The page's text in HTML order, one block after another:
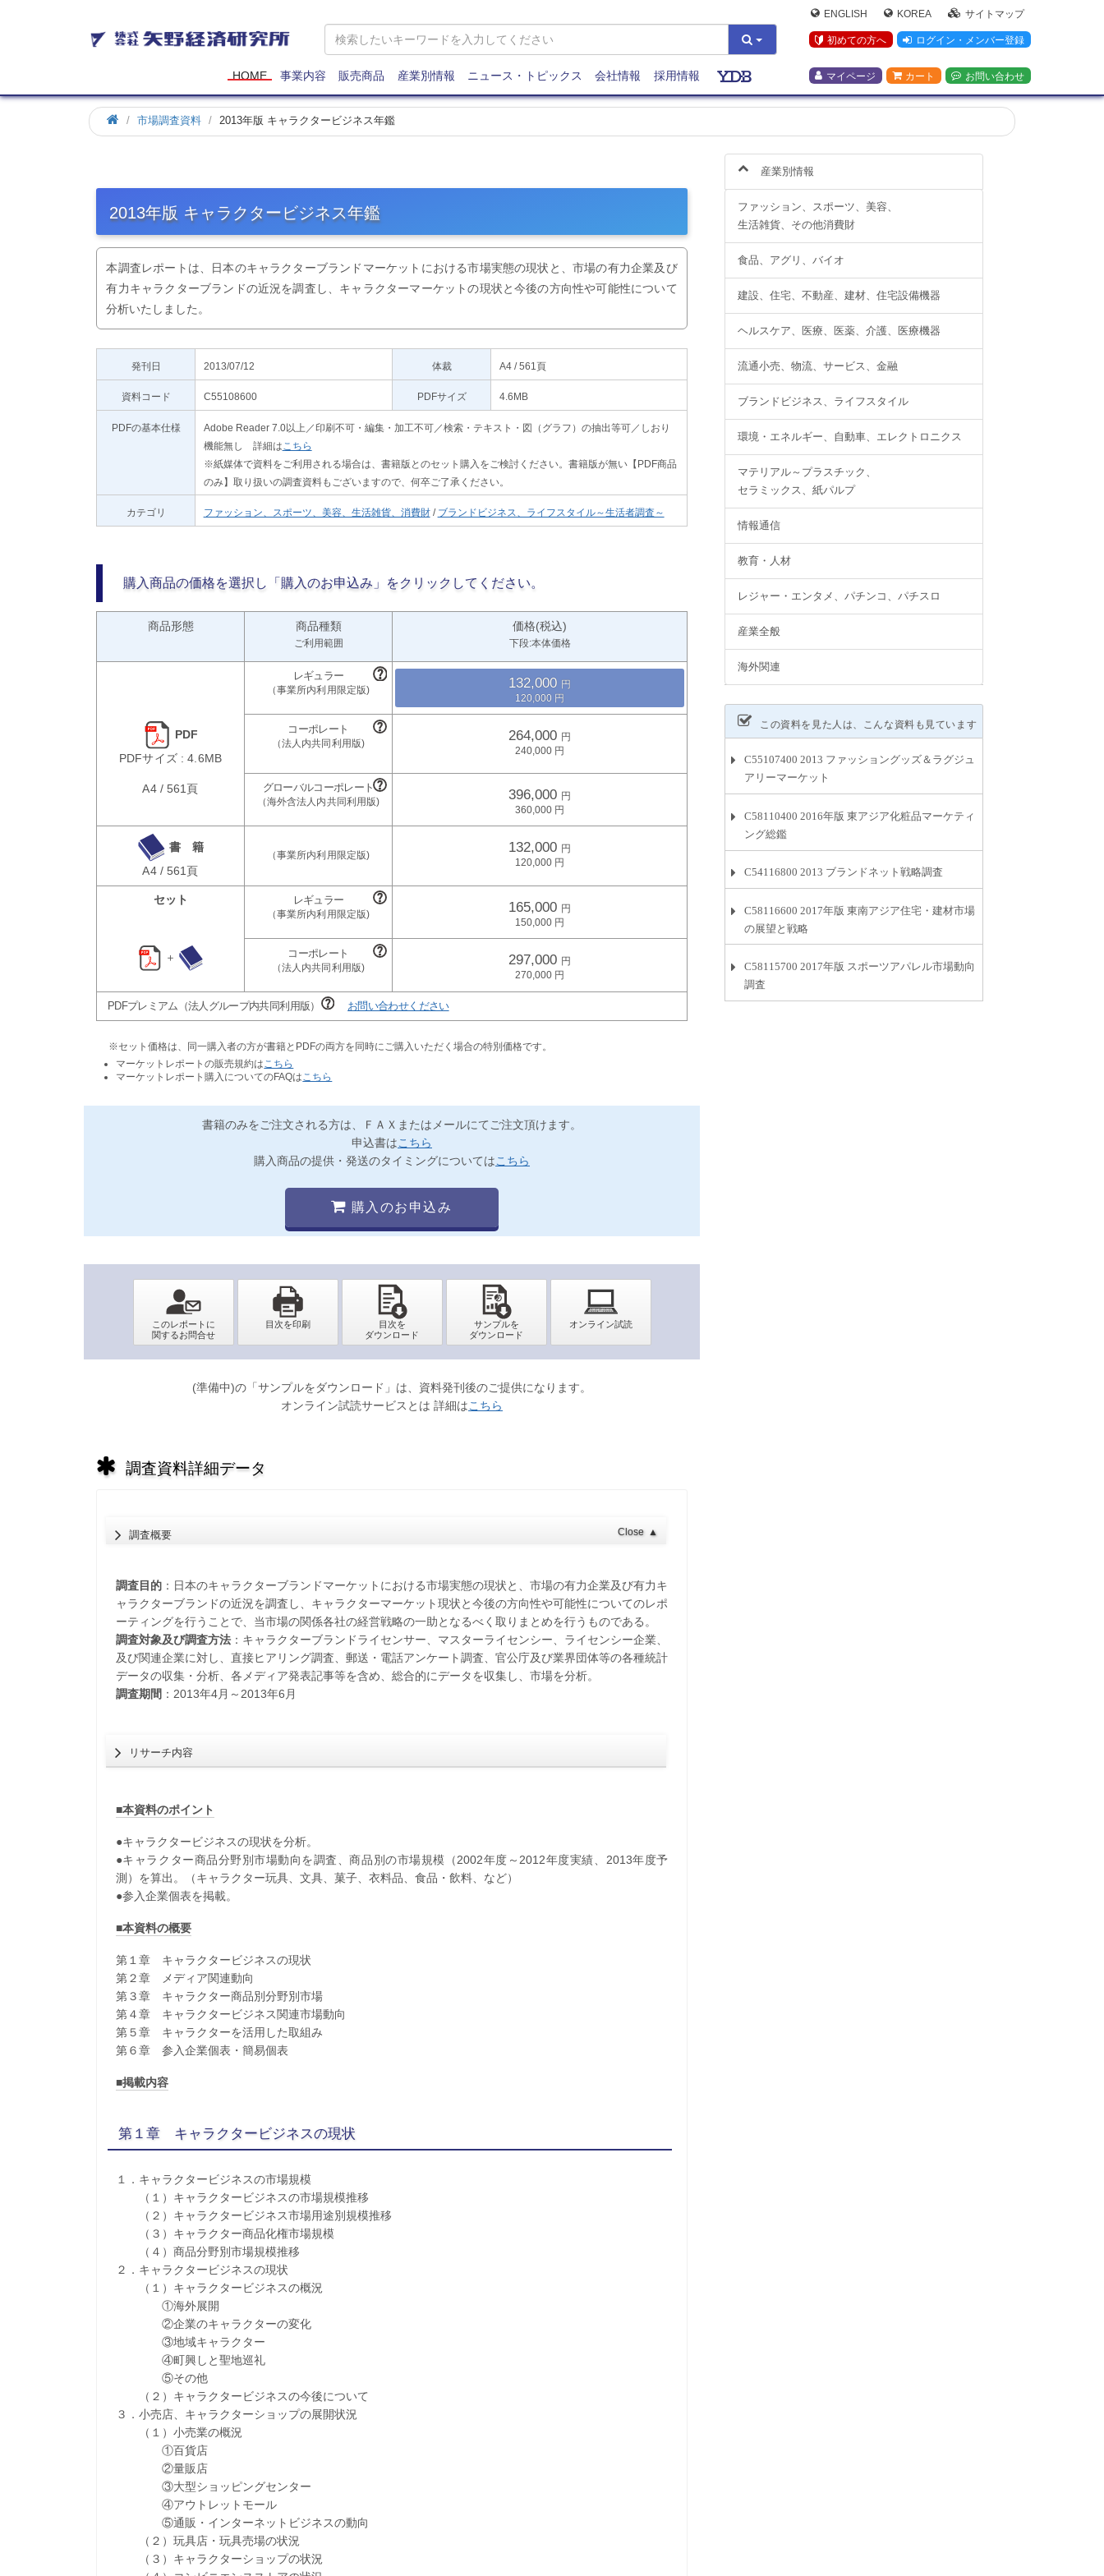
矢
野
研
究
所
ENGLISH KOREA サイトマップ
初めての方へ ログイン・メンバー登録
マイページ カート お問い合わせ
HOME 事業内容 販売商品 産業別情報 ニュース・トピックス 会社情報 採用情報
市場調査資料 2013年版 キャラクタービジネス年鑑
2013年版 キャラクタービジネス年鑑
本調査レポートは、日本のキャラクターブランドマーケットにおける市場実態の現状と、市場の有力企業及び
有力キャラクターブランドの近況を調査し、キャラクターマーケットの現状と今後の方向性や可能性について
分析いたしました。
発刊日 2013/07/12 体裁 A4 / 561頁
資料コード C55108600 PDFサイズ 4.6MB
PDFの基本仕様
Adobe Reader 7.0以上／印刷不可・編集・加工不可／検索・テキスト・図（グラフ）の抽出等可／しおり
機能無し 詳細は こちら
※紙媒体で資料をご利用される場合は、書籍版とのセット購入をご検討ください。書籍版が無い【PDF商品
のみ】取り扱いの調査資料もございますので、何卒ご了承ください。
カテゴリ ファッション、スポーツ、美容、生活雑貨、消費財/ ブランドビジネス、ライフスタイル～生活者調査～
購入商品の価格を選択し「購入のお申込み」をクリックしてください。
商品形態 商品種類
ご利用範囲
価格(税込)
下段:本体価格
132,000
120,000
PDF
PDFサイズ : 4.6MB
264,000
240,000
A4 / 561頁 396,000
360,000
書 籍
A4 / 561頁
132,000
120,000
セット 165,000
150,000
＋ 297,000
270,000
PDFプレミアム（法人グループ内共同利用版） お問い合わせください
※セット価格は、同一購入者の方が書籍とPDFの両方を同時にご購入いただく場合の特別価格です。
マーケットレポートの販売規約は こちら
マーケットレポート購入についてのFAQは こちら
書籍のみをご注文される方は、ＦＡＸまたはメールにてご注文頂けます。
申込書はこちら
購入商品の提供・発送のタイミングについてはこちら
購入のお申込み
(準備中)の「サンプルをダウンロード」は、資料発刊後のご提供になります。
オンライン試読サービスとは 詳細はこちら
調査資料詳細データ
調査概要 Close ▲
調査目的：日本のキャラクターブランドマーケットにおける市場実態の現状と、市場の有力企業及び有力キ
ャラクターブランドの近況を調査し、キャラクターマーケット現状と今後の方向性や可能性についてのレポ
ーティングを行うことで、当市場の関係各社の経営戦略の一助となるべく取りまとめを行うものである。
調査対象及び調査方法：キャラクターブランドライセンサー、マスターライセンシー、ライセンシー企業、
及び関連企業に対し、直接ヒアリング調査、郵送・電話アンケート調査、官公庁及び業界団体等の各種統計
データの収集・分析、各メディア発表記事等を含め、総合的にデータを収集し、市場を分析。
調査期間 ：2013年4月～2013年6月
リサーチ内容
■本資料のポイント
●キャラクタービジネスの現状を分析。
●キャラクター商品分野別市場動向を調査、商品別の市場規模（2002年度～2012年度実績、2013年度予
測）を算出。（キャラクター玩具、文具、菓子、衣料品、食品・飲料、など）
●参入企業個表を掲載。
■本資料の概要
第１章 キャラクタービジネスの現状
第２章 メディア関連動向
第３章 キャラクター商品別分野別市場
第４章 キャラクタービジネス関連市場動向
第５章 キャラクターを活用した取組み
第６章 参入企業個表・簡易個表
■掲載内容
第１章 キャラクタービジネスの現状
１．キャラクタービジネスの市場規模
（１）キャラクタービジネスの市場規模推移
（２）キャラクタービジネス市場用途別規模推移
（３）キャラクター商品化権市場規模
（４）商品分野別市場規模推移
２．キャラクタービジネスの現状
（１）キャラクタービジネスの概況
①海外展開
②企業のキャラクターの変化
③地域キャラクター
④町興しと聖地巡礼
⑤その他
（２）キャラクタービジネスの今後について
３．小売店、キャラクターショップの展開状況
（１）小売業の概況
①百貨店
②量販店
③大型ショッピングセンター
④アウトレットモール
⑤通販・インターネットビジネスの動向
（２）玩具店・玩具売場の状況
（３）キャラクターショップの状況
産業別情報
ファッション、スポーツ、美容、
生活雑貨、その他消費財
食品、アグリ、バイオ
建設、住宅、不動産、建材、住宅設備機器
ヘルスケア、医療、医薬、介護、医療機器
流通小売、物流、サービス、金融
ブランドビジネス、ライフスタイル
環境・エネルギー、自動車、エレクトロニクス
マテリアル～プラスチック、
セラミックス、紙パルプ
情報通信
教育・人材
レジャー・エンタメ、パチンコ、パチスロ
産業全般
海外関連
この資料を見た人は、こんな資料も見ています
C55107400 2013 ファッショングッズ＆ラグジュ
アリーマーケット
C58110400 2016年版 東アジア化粧品マーケティ
ング総鑑
C54116800 2013 ブランドネット戦略調査
C58116600 2017年版 東南アジア住宅・建材市場
の展望と戦略
C58115700 2017年版 スポーツアパレル市場動向
調査